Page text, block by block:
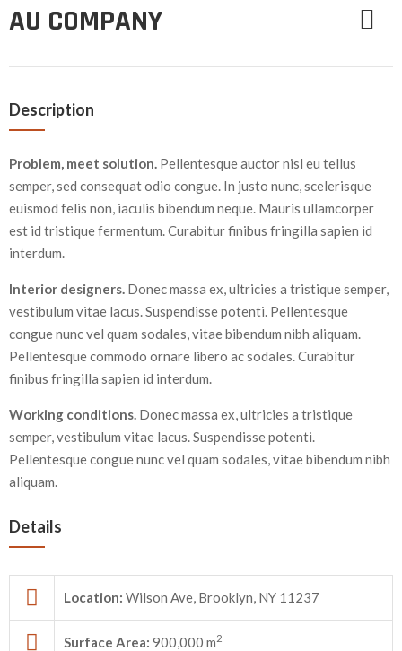
AU COMPANY
Description
Problem, meet solution. Pellentesque auctor nisl eu tellus
semper, sed consequat odio congue. In justo nunc, scelerisque
euismod felis non, iaculis bibendum neque. Mauris ullamcorper
est id tristique fermentum. Curabitur finibus fringilla sapien id
interdum.
Interior designers. Donec massa ex, ultricies a tristique semper,
vestibulum vitae lacus. Suspendisse potenti. Pellentesque
congue nunc vel quam sodales, vitae bibendum nibh aliquam.
Pellentesque commodo ornare libero ac sodales. Curabitur
finibus fringilla sapien id interdum.
Working conditions. Donec massa ex, ultricies a tristique
semper, vestibulum vitae lacus. Suspendisse potenti.
Pellentesque congue nunc vel quam sodales, vitae bibendum nibh
aliquam.
Details
Location: Wilson Ave, Brooklyn, NY 11237
Surface Area: 900,000 m2